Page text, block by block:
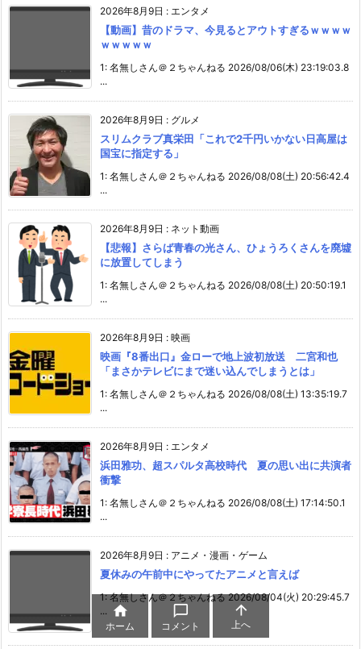
2026年8月9日 : エンタメ
【動画】昔のドラマ、今見るとアウトすぎるｗｗｗｗ
ｗｗｗｗｗ
1: 名無しさん＠２ちゃんねる 2026/08/06(木) 23:19:03.8
...
2026年8月9日 : グルメ
スリムクラブ真栄田「これで2千円いかない日高屋は
国宝に指定する」
1: 名無しさん＠２ちゃんねる 2026/08/08(土) 20:56:42.4
...
2026年8月9日 : ネット動画
【悲報】さらば青春の光さん、ひょうろくさんを廃墟
に放置してしまう
1: 名無しさん＠２ちゃんねる 2026/08/08(土) 20:50:19.1
...
2026年8月9日 : 映画
映画『8番出口』金ローで地上波初放送 二宮和也
「まさかテレビにまで迷い込んでしまうとは」
1: 名無しさん＠２ちゃんねる 2026/08/08(土) 13:35:19.7
...
2026年8月9日 : エンタメ
浜田雅功、超スパルタ高校時代 夏の思い出に共演者
衝撃
1: 名無しさん＠２ちゃんねる 2026/08/08(土) 17:14:50.1
...
2026年8月9日 : アニメ・漫画・ゲーム
夏休みの午前中にやってたアニメと言えば
1: 名無しさん＠２ちゃんねる 2026/08/04(火) 20:29:45.7
... 
ホーム

コメント

上へ